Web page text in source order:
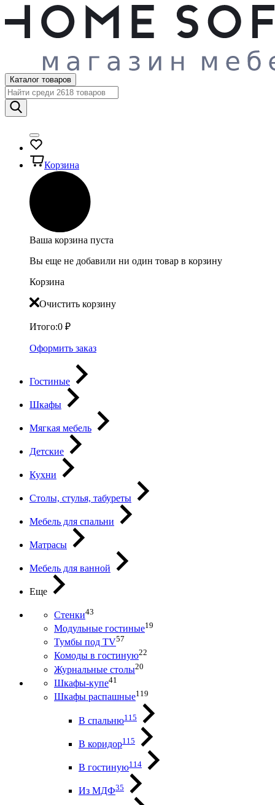
Каталог товаров
Корзина
Ваша корзина пуста
Вы еще не добавили ни один товар в корзину
Корзина
Очистить корзину
Итого:0 ₽
Оформить заказ
Гостиные
Шкафы
Мягкая мебель
Детские
Кухни
Столы, стулья, табуреты
Мебель для спальни
Матрасы
Мебель для ванной
Еще
Стенки43
Модульные гостиные19
Тумбы под ТV57
Комоды в гостиную22
Журнальные столы20
Шкафы-купе41
Шкафы распашные119
В спальню115
В коридор115
В гостиную114
Из МДФ35